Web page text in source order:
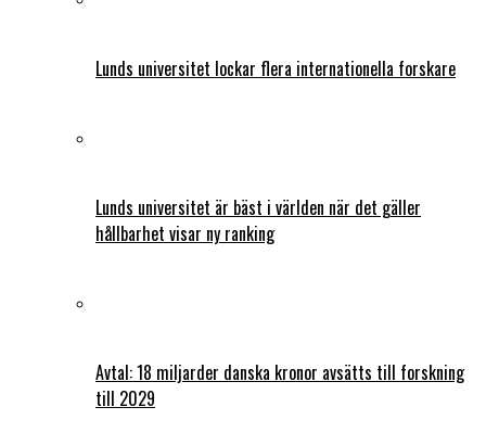
Lunds universitet lockar flera internationella forskare
Lunds universitet är bäst i världen när det gäller
hållbarhet visar ny ranking
Avtal: 18 miljarder danska kronor avsätts till forskning
till 2029